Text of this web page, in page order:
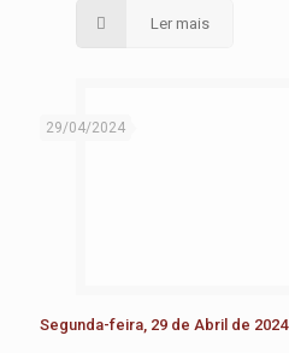
Ler mais
29/04/2024
Segunda-feira, 29 de Abril de 2024